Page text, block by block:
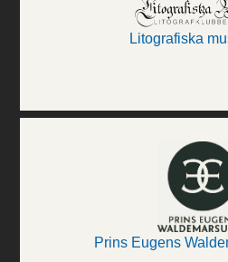
Litografiska
Prins Eugens